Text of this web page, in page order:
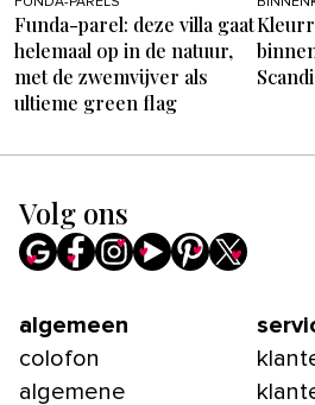
Funda-parel: deze villa gaat
helemaal op in de natuur,
met de zwemvijver als
ultieme green flag
Volg ons
algemeen
colofon
algemene